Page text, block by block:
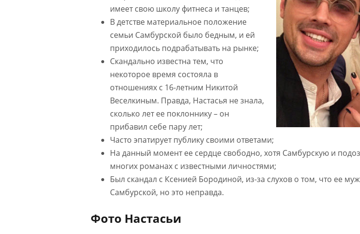
имеет свою школу фитнеса и танцев;
В детстве материальное положение
семьи Самбурской было бедным, и ей
приходилось подрабатывать на рынке;
Скандально известна тем, что
некоторое время состояла в
отношениях с 16-летним Никитой
Веселкиным. Правда, Настасья не знала,
сколько лет ее поклоннику – он
прибавил себе пару лет;
Часто эпатирует публику своими ответами;
На данный момент ее сердце свободно, хотя Самбурскую и
многих романах с известными личностями;
Был скандал с Ксенией Бородиной, из-за слухов о том, что ее
Самбурской, но это неправда.
Фото Настасьи